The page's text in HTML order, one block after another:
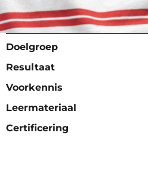
Doelgroep
Resultaat
Voorkennis
Leermateriaal
Certificering